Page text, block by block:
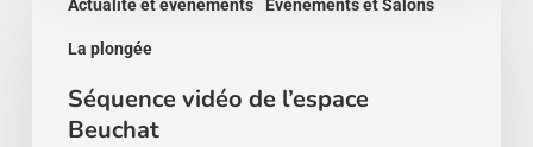
Actualité et évènements Evènements et Salons
La plongée
vidéo
l’espace
Beuchat
Séquence vidéo de l’espace
Beuchat